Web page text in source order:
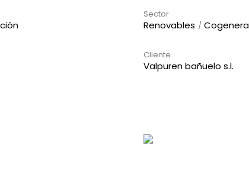
Sector
Renovables
Cliente
Valpuren bañuelo s.l.